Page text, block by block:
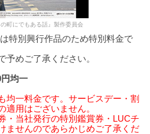
町にでもある話』製作委員会
特別興行作品のため特別料金で
予めご了承ください。
円均一
均一料金です。サービスデー・割
適用はございません。
・当社発行の特別鑑賞券・LUCチ
ませんのであらかじめご了承くだ